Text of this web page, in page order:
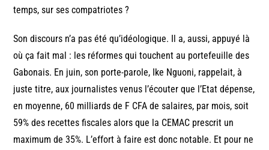
temps, sur ses compatriotes ?
Son discours n’a pas été qu’idéologique. Il a, aussi, appuyé là
où ça fait mal : les réformes qui touchent au portefeuille des
Gabonais. En juin, son porte-parole, Ike Nguoni, rappelait, à
juste titre, aux journalistes venus l’écouter que l’Etat dépense,
en moyenne, 60 milliards de F CFA de salaires, par mois, soit
59% des recettes fiscales alors que la CEMAC prescrit un
maximum de 35%. L’effort à faire est donc notable. Et pour ne